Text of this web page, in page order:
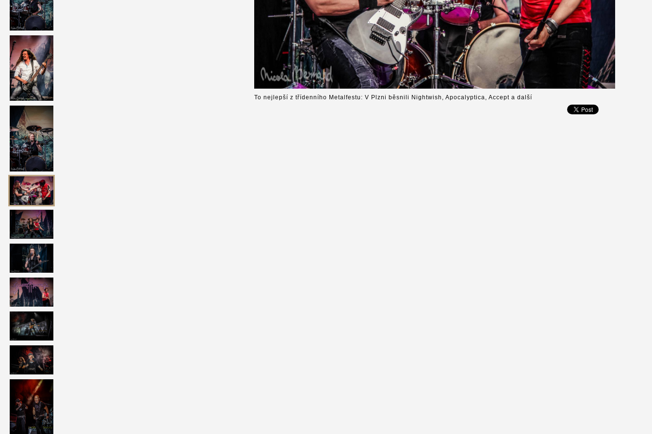
To nejlepší z třídenního Metalfestu: V Plzni běsnili Nightwish, Apocalyptica, Accept a další